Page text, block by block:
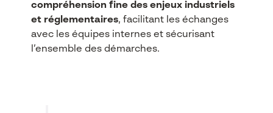
compréhension fine des enjeux industriels
et réglementaires, facilitant les échanges
avec les équipes internes et sécurisant
l’ensemble des démarches.